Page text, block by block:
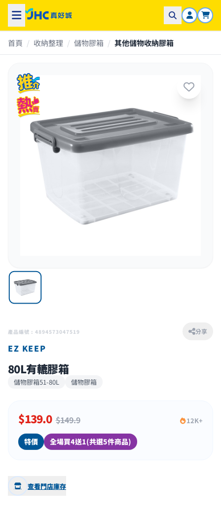
首頁 / 收納整理 / 儲物膠箱 / 其他儲物收納膠箱
產品編號 : 4894573047519 分享
EZ KEEP
80L有轆膠箱
儲物膠箱51-80L 儲物膠箱
$139.0 $149.9 12K+
特價 全場買4送1(共選5件商品)
查看門店庫存